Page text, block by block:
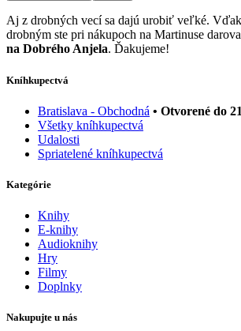
Aj z drobných vecí sa dajú urobiť veľké.
drobným ste pri nákupoch na Martinuse
na Dobrého Anjela. Ďakujeme!
Kníhkupectvá
Bratislava - Obchodná • Otvorené do
Všetky kníhkupectvá
Udalosti
Spriatelené kníhkupectvá
Kategórie
Knihy
E-knihy
Audioknihy
Hry
Filmy
Doplnky
Nakupujte u nás